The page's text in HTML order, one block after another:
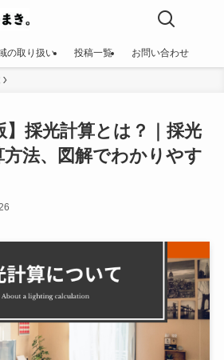
の取り扱い 投稿一覧 お問い合わせ
】採光計算とは？｜採光
法、図解でわかりやす